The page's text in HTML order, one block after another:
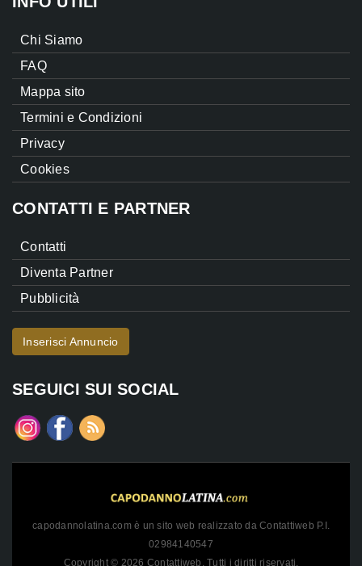
Chi Siamo
FAQ
Mappa sito
Termini e Condizioni
Privacy
Cookies
CONTATTI E PARTNER
Contatti
Diventa Partner
Pubblicità
Inserisci Annuncio
SEGUICI SUI SOCIAL
capodannolatina.com è un sito web realizzato da Contattiweb P.I.
02984140547
Copyright © 2026 Contattiweb. Tutti i diritti riservati.